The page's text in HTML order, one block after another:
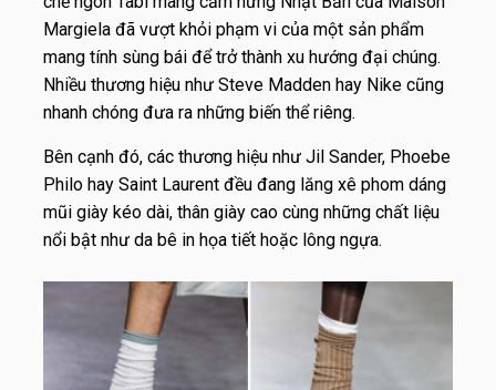
Margiela đã vượt khỏi phạm vi của một sản phẩm
mang tính sùng bái để trở thành xu hướng đại chúng.
Nhiều thương hiệu như Steve Madden hay Nike cũng
nhanh chóng đưa ra những biến thể riêng.
Bên cạnh đó, các thương hiệu như Jil Sander, Phoebe
Philo hay Saint Laurent đều đang lăng xê phom dáng
mũi giày kéo dài, thân giày cao cùng những chất liệu
nổi bật như da bê in họa tiết hoặc lông ngựa.